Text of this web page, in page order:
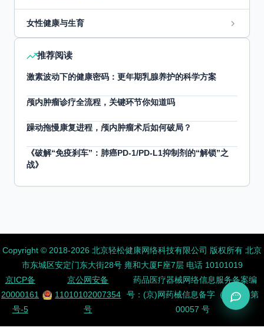
女性健康与生育
推荐阅读
激素波动下的健康密码：更年期乳腺养护的科学方案
颅内肿瘤诊疗全流程，关键环节你知道吗
躁动拖慢康复进程，颅内肿瘤术后如何破局？
《破解“免疫刹车”：肺癌PD-1/PD-L1抑制剂的“解锁”之
战》
Copyright ©️ 2018-2026 北京轻松健康网络科技有限公司 版权所有 北京
市东城区安定门东大街28号 雍和大厦F座7层 电话 10101019
京ICP备
20000161
号-5
京公网安备
11010102007354
号
药品医疗器械网络信息服务备案编
号：(京)网药械信息备字（2026）第
00057 号